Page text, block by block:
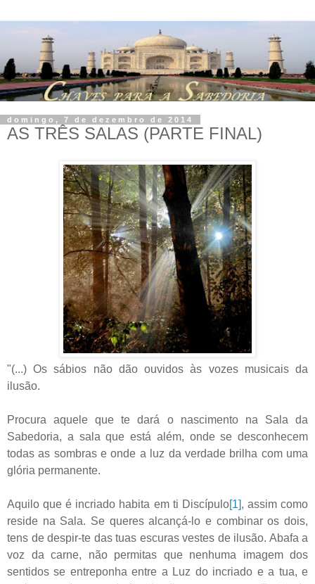
domingo, 7 de dezembro de 2014
AS TRÊS SALAS (PARTE FINAL)
"(...) Os sábios não dão ouvidos às vozes musicais da
ilusão.
Procura aquele que te dará o nascimento na Sala da
Sabedoria, a sala que está além, onde se desconhecem
todas as sombras e onde a luz da verdade brilha com uma
glória permanente.
Aquilo que é incriado habita em ti Discípulo[1], assim como
reside na Sala. Se queres alcançá-lo e combinar os dois,
tens de despir-te das tuas escuras vestes de ilusão. Abafa a
voz da carne, não permitas que nenhuma imagem dos
sentidos se entreponha entre a Luz do incriado e a tua, e